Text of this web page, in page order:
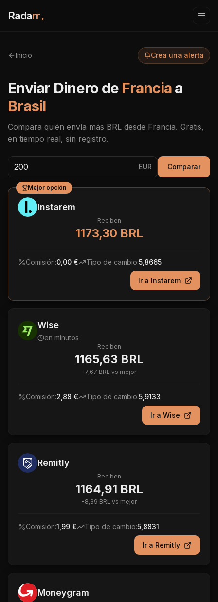
Radarr.
Inicio Crea una alerta
Enviar Dinero de Franciaa
Brasil
Compara quién envía más BRL desde Francia. Gratis,
en tiempo real, sin registro.
EUR Comparar
Mejor opción
Instarem
Reciben
1173,30 BRL
Comisión:0,00 € Tipo de cambio:5,8665
Ir a Instarem
Wise
en minutos
Reciben
1165,63 BRL
-7,67 BRL vs mejor
Comisión:2,88 € Tipo de cambio:5,9133
Ir a Wise
Remitly
Reciben
1164,91 BRL
-8,39 BRL vs mejor
Comisión:1,99 € Tipo de cambio:5,8831
Ir a Remitly
Moneygram